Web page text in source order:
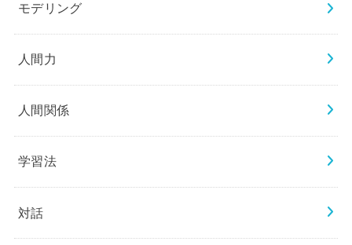
モデリング
人間力
人間関係
学習法
対話